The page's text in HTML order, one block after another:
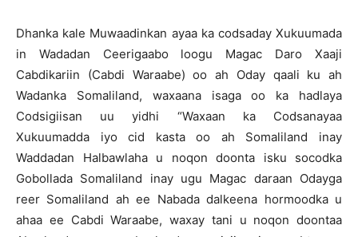
Dhanka kale Muwaadinkan ayaa ka codsaday Xukuumada
in Wadadan Ceerigaabo loogu Magac Daro Xaaji
Cabdikariin (Cabdi Waraabe) oo ah Oday qaali ku ah
Wadanka Somaliland, waxaana isaga oo ka hadlaya
Codsigiisan uu yidhi “Waxaan ka Codsanayaa
Xukuumadda iyo cid kasta oo ah Somaliland inay
Waddadan Halbawlaha u noqon doonta isku socodka
Gobollada Somaliland inay ugu Magac daraan Odayga
reer Somaliland ah ee Nabada dalkeena hormoodka u
ahaa ee Cabdi Waraabe, waxay tani u noqon doontaa